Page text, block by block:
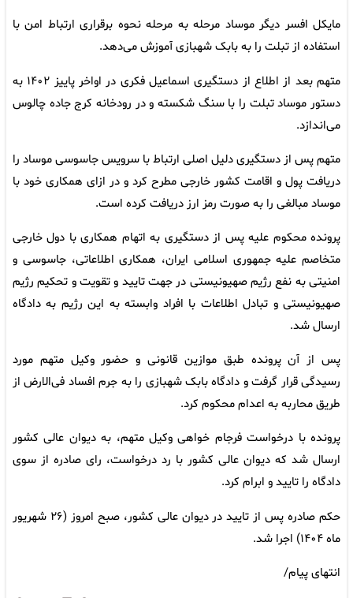
مایکل افسر دیگر موساد مرحله به مرحله نحوه برقراری ارتباط امن با
استفاده از تبلت را به بابک شهبازی آموزش می‌دهد.
متهم بعد از اطلاع از دستگیری اسماعیل فکری در اواخر پاییز ۱۴۰۲ به
دستور موساد تبلت را با سنگ شکسته و در رودخانه کرج جاده چالوس
می‌اندازد.
متهم پس از دستگیری دلیل اصلی ارتباط با سرویس جاسوسی موساد را
دریافت پول و اقامت کشور خارجی مطرح کرد و در ازای همکاری خود با
موساد مبالغی را به صورت رمز ارز دریافت کرده است.
پرونده محکوم علیه پس از دستگیری به اتهام همکاری با دول خارجی
متخاصم علیه جمهوری اسلامی ایران، همکاری اطلاعاتی، جاسوسی و
امنیتی به نفع رژیم صهیونیستی در جهت تایید و تقویت و تحکیم رژیم
صهیونیستی و تبادل اطلاعات با افراد وابسته به این رژیم به دادگاه
ارسال شد.
پس از آن پرونده طبق موازین قانونی و حضور وکیل متهم مورد
رسیدگی قرار گرفت و دادگاه بابک شهبازی را به جرم افساد فی‌الارض از
طریق محاربه به اعدام محکوم کرد.
پرونده با درخواست فرجام خواهی وکیل متهم، به دیوان عالی کشور
ارسال شد که دیوان عالی کشور با رد درخواست، رای صادره از سوی
دادگاه را تایید و ابرام کرد.
حکم صادره پس از تایید در دیوان عالی کشور، صبح امروز (۲۶ شهریور
ماه ۱۴۰۴) اجرا شد.
انتهای پیام/